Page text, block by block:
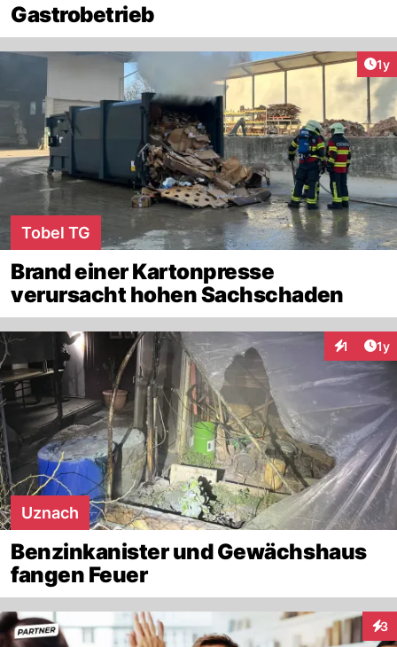
Gastrobetrieb
1y
Tobel TG
Brand einer Kartonpresse
verursacht hohen Sachschaden
1 1y
Uznach
Benzinkanister und Gewächshaus
fangen Feuer
3